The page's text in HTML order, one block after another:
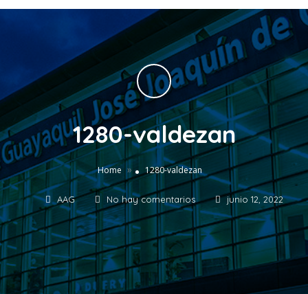
1280-valdezan
Home » 1280-valdezan
AAG No hay comentarios junio 12, 2022